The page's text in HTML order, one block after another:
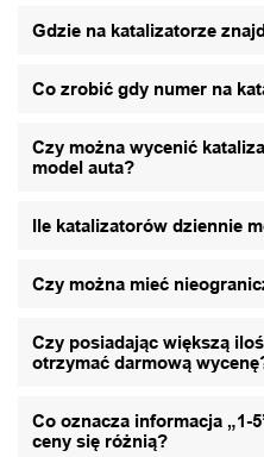
Gdzie na katalizatorze
Co zrobić gdy numer na
Czy można wycenić
model auta?
Ile katalizatorów dziennie
Czy można mieć
Czy posiadając większą
otrzymać darmową
Co oznacza informacja „1-
ceny się różnią?